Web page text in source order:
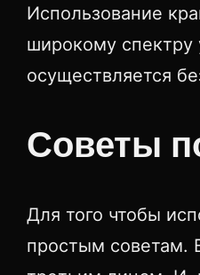
Использование
широкому спектру
осуществляется
Советы
Для того чтобы
простым советам.